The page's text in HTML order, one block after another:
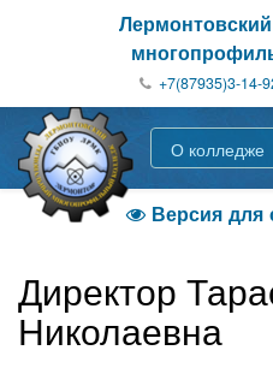
+7(87935)3-14-
Версия для
Директор
Николаевна